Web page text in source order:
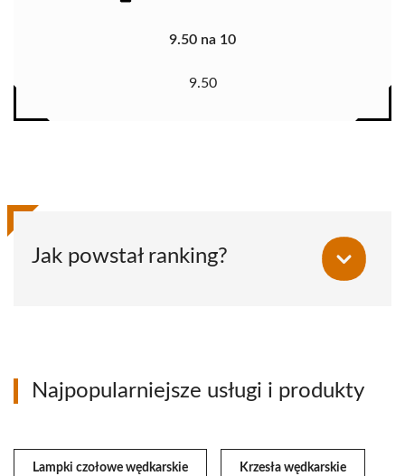
9.50 na 10
9.50
Jak powstał ranking?
Najpopularniejsze usługi i produkty
Lampki czołowe wędkarskie Krzesła wędkarskie